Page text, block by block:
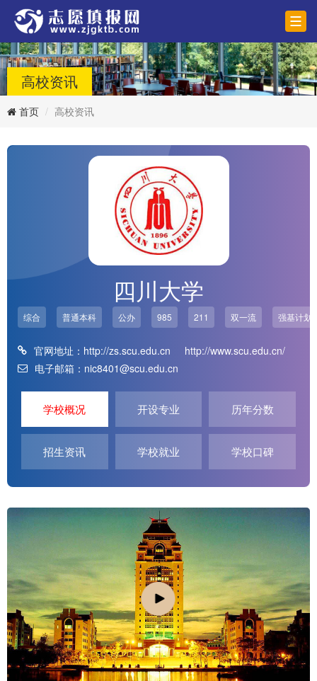
高校资讯
首页 高校资讯
四川大学
综合 普通本科 公办 985 211 双一流 强基计划
官网地址： http://zs.scu.edu.cn
http://www.scu.edu.cn/
电子邮箱：nic8401@scu.edu.cn
学校概况 开设专业 历年分数
招生资讯 学校就业 学校口碑